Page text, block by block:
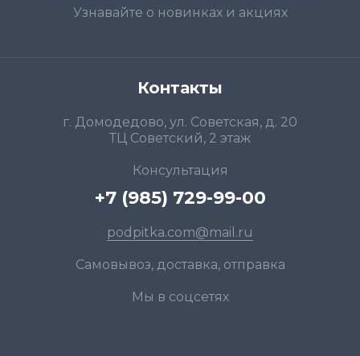
Узнавайте о новинках и акциях
Контакты
г. Домодедово, ул. Советская, д. 20
ТЦ Советский, 2 этаж
Консультация
+7 (985) 729-99-00
podpitka.com@mail.ru
Самовывоз, доставка, отправка
Мы в соцсетях